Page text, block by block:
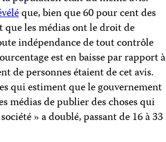
que, bien que 60 pour cent des
les médias ont le droit de
indépendance de tout contrôle
est en baisse par rapport à
de personnes étaient de cet avis.
qui estiment que le gouvernement
médias de publier des choses qui
» a doublé, passant de 16 à 33